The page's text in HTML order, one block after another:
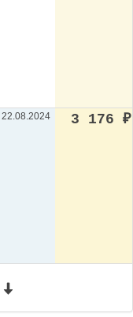
22.08.2024 3 176 ₽